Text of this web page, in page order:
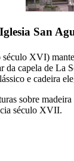
Iglesia San
século XVI)
da capela de La
e cadeira
sobre madeira
século XVII.